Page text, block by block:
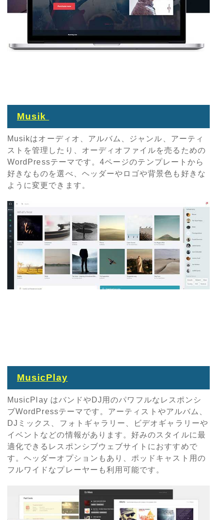
Musik
Musikはオーディオ、アルバム、ジャンル、アーティ
ストを管理したり、オーディオファイルを売るための
WordPressテーマです。4ページのテンプレートから
好きなものを選べ、ヘッダーやロゴや背景色も好きな
ように変更できます。
MusicPlay
MusicPlay はバンドやDJ用のパワフルなレスポンシ
ブWordPressテーマです。アーティストやアルバム、
DJミックス、フォトギャラリー、ビデオギャラリーや
イベントなどの情報があります。好みのスタイルに最
適化できるレスポンシブウェブサイトにおすすめで
す。ヘッダーオプションもあり、ポッドキャスト用の
フルワイドなプレーヤーも利用可能です。